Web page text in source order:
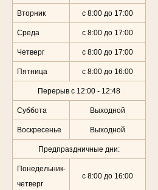
Вторник с 8:00 до 17:00
Среда с 8:00 до 17:00
Четверг с 8:00 до 17:00
Пятница с 8:00 до 16:00
Перерыв с 12:00 - 12:48
Суббота Выходной
Воскресенье Выходной
Предпраздничные дни:
Понедельник-
четверг
с 8:00 до 16:00